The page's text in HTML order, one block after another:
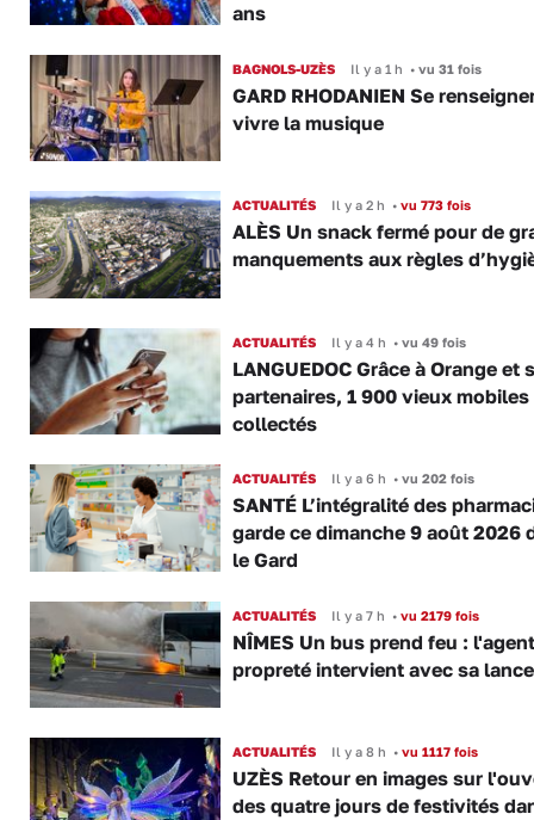
ans
BAGNOLS-UZÈS Il y a 1 h •vu 31 fois
GARD RHODANIEN Se
vivre la musique
ACTUALITÉS Il y a 2 h •vu 773 fois
ALÈS Un snack fermé pour de
manquements aux règles
ACTUALITÉS Il y a 4 h •vu 49 fois
LANGUEDOC Grâce à Orange et
partenaires, 1 900 vieux mobiles
collectés
ACTUALITÉS Il y a 6 h •vu 202 fois
SANTÉ L’intégralité des
garde ce dimanche 9 août 2026
le Gard
ACTUALITÉS Il y a 7 h •vu 2179 fois
NÎMES Un bus prend feu :
propreté intervient avec sa lance
ACTUALITÉS Il y a 8 h •vu 1117 fois
UZÈS Retour en images sur
des quatre jours de festivités